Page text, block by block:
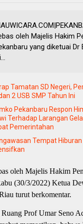
oleh Majelis Hakim
yang diketuai Dr
Tamatan SD Negeri,
2 USB SMP Tahun Ini
Pekanbaru Respon
Terhadap Larangan
Pemerintahan
Tempat
oleh Majelis Hakim
(30/3/2022) Ketua
turut berkomentar.
Prof Umar Seno